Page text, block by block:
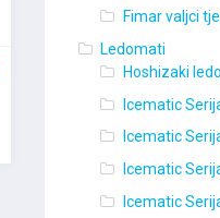
Fimar valjci
Ledomati
Hoshizaki
Icematic
Icematic
Icematic
Icematic